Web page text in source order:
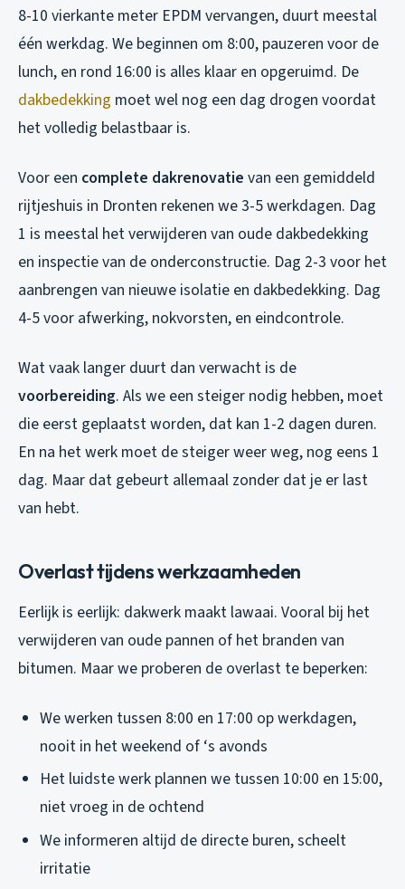
8-10 vierkante meter EPDM vervangen, duurt meestal
één werkdag. We beginnen om 8:00, pauzeren voor de
lunch, en rond 16:00 is alles klaar en opgeruimd. De
dakbedekking moet wel nog een dag drogen voordat
het volledig belastbaar is.
Voor een complete dakrenovatie van een gemiddeld
rijtjeshuis in Dronten rekenen we 3-5 werkdagen. Dag
1 is meestal het verwijderen van oude dakbedekking
en inspectie van de onderconstructie. Dag 2-3 voor het
aanbrengen van nieuwe isolatie en dakbedekking. Dag
4-5 voor afwerking, nokvorsten, en eindcontrole.
Wat vaak langer duurt dan verwacht is de
voorbereiding. Als we een steiger nodig hebben, moet
die eerst geplaatst worden, dat kan 1-2 dagen duren.
En na het werk moet de steiger weer weg, nog eens 1
dag. Maar dat gebeurt allemaal zonder dat je er last
van hebt.
Overlast tijdens werkzaamheden
Eerlijk is eerlijk: dakwerk maakt lawaai. Vooral bij het
verwijderen van oude pannen of het branden van
bitumen. Maar we proberen de overlast te beperken:
We werken tussen 8:00 en 17:00 op werkdagen,
nooit in het weekend of ‘s avonds
Het luidste werk plannen we tussen 10:00 en 15:00,
niet vroeg in de ochtend
We informeren altijd de directe buren, scheelt
irritatie